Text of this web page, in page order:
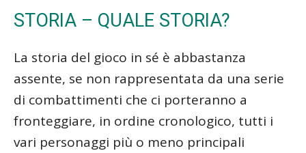
STORIA – QUALE STORIA?
La storia del gioco in sé è abbastanza
assente, se non rappresentata da una serie
di combattimenti che ci porteranno a
fronteggiare, in ordine cronologico, tutti i
vari personaggi più o meno principali